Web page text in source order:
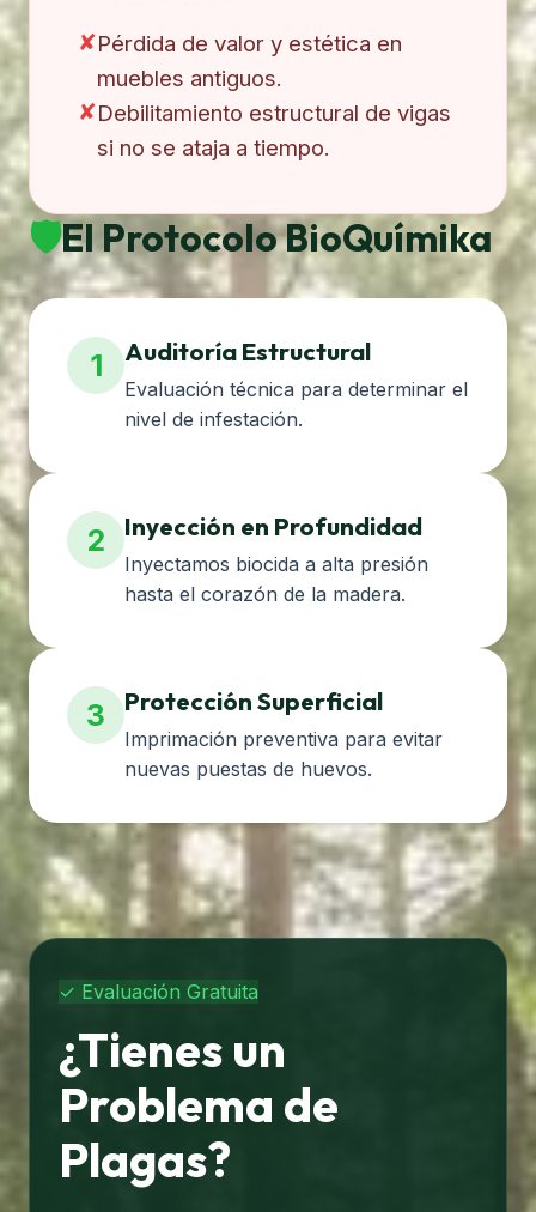
✘Pérdida de valor y estética en
muebles antiguos.
✘Debilitamiento estructural de vigas
si no se ataja a tiempo.
🛡️El Protocolo BioQuímika
1 Auditoría Estructural
Evaluación técnica para determinar el
nivel de infestación.
2 Inyección en Profundidad
Inyectamos biocida a alta presión
hasta el corazón de la madera.
3 Protección Superficial
Imprimación preventiva para evitar
nuevas puestas de huevos.
✓ Evaluación Gratuita
¿Tienes un
Problema de
Plagas?